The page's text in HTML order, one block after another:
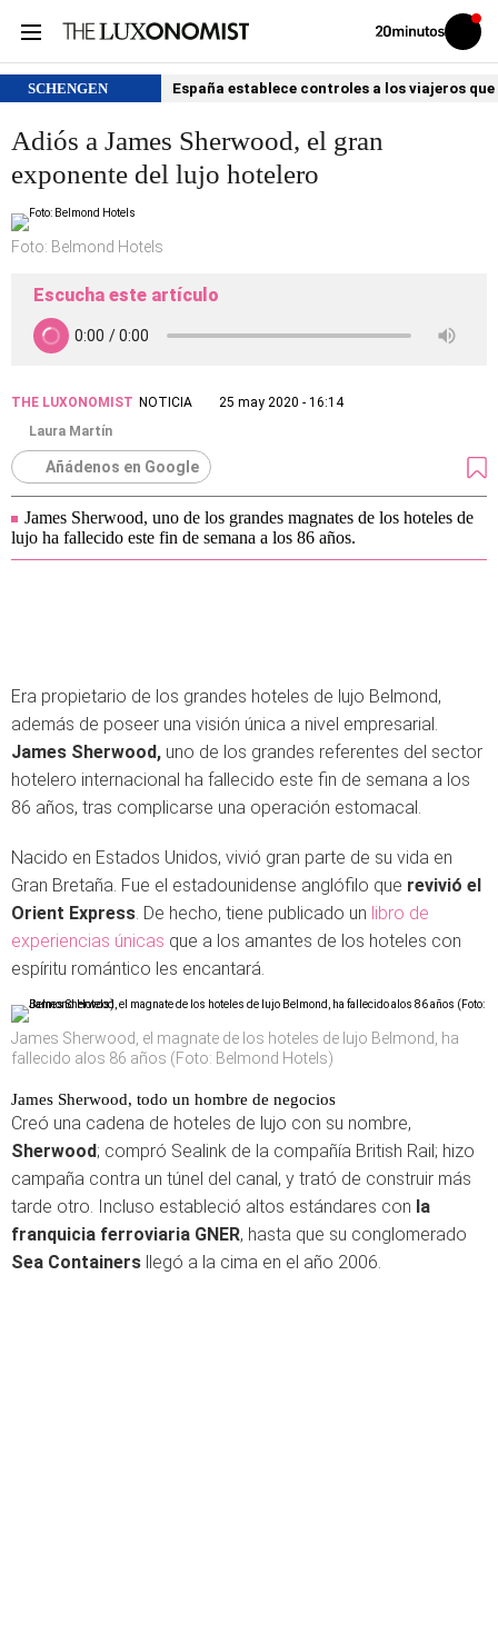
Volver
Iniciar
sesión
SCHENGEN España establece controles a los viajeros
Adiós a James Sherwood, el gran
exponente del lujo hotelero
Foto: Belmond Hotels
Escucha este artículo
THE LUXONOMIST NOTICIA
25 may 2020 - 16:14
Laura Martín
Añádenos en Google
James Sherwood, uno de los grandes magnates de los hoteles de
lujo ha fallecido este fin de semana a los 86 años.
Era propietario de los grandes hoteles de lujo Belmond,
además de poseer una visión única a nivel empresarial.
James Sherwood, uno de los grandes referentes del sector
hotelero internacional ha fallecido este fin de semana a los
86 años, tras complicarse una operación estomacal.
Nacido en Estados Unidos, vivió gran parte de su vida en
Gran Bretaña. Fue el estadounidense anglófilo que revivió el
Orient Express. De hecho, tiene publicado un libro de
experiencias únicas que a los amantes de los hoteles con
espíritu romántico les encantará.
James Sherwood, el magnate de los hoteles de lujo Belmond, ha
fallecido alos 86 años (Foto: Belmond Hotels)
James Sherwood, todo un hombre de negocios
Creó una cadena de hoteles de lujo con su nombre,
Sherwood; compró Sealink de la compañía British Rail; hizo
campaña contra un túnel del canal, y trató de construir más
tarde otro. Incluso estableció altos estándares con la
franquicia ferroviaria GNER, hasta que su conglomerado
Sea Containers llegó a la cima en el año 2006.